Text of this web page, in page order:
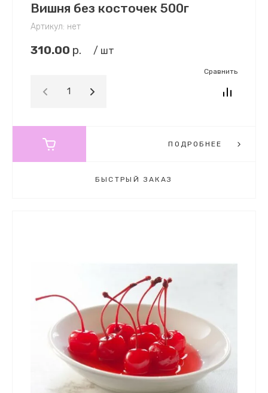
Вишня без косточек 500г
Артикул: нет
310.00 р. / шт
Сравнить
ПОДРОБНЕЕ
БЫСТРЫЙ ЗАКАЗ